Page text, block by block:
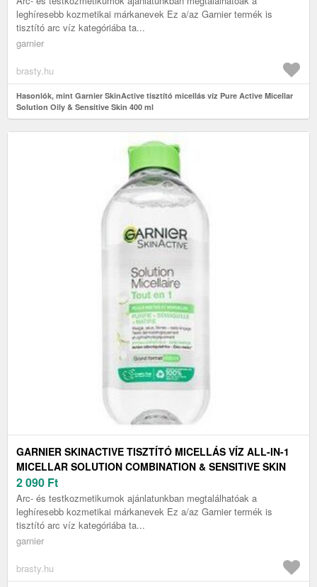
leghíresebb kozmetikai márkanevek Ez a/az Garnier termék is
tisztító arc víz kategóriába ta...
garnier
brasty.hu
Hasonlók, mint Garnier SkinActive tisztító micellás víz Pure Active Micellar
Solution Oily & Sensitive Skin 400 ml
GARNIER SKINACTIVE TISZTÍTÓ MICELLÁS VÍZ ALL-IN-1
MICELLAR SOLUTION COMBINATION & SENSITIVE SKIN
400 ML
2 090 Ft
Arc- és testkozmetikumok ajánlatunkban megtalálhatóak a
leghíresebb kozmetikai márkanevek Ez a/az Garnier termék is
tisztító arc víz kategóriába ta...
garnier
brasty.hu